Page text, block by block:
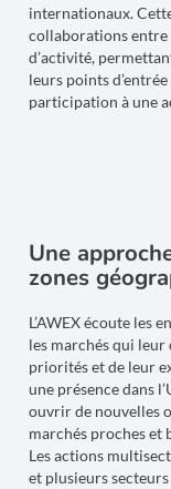
internationaux.
collaborations entre
d’activité,
leurs points
participation à une
Une
zones
L’AWEX écoute les
les marchés qui
priorités et de leur
une présence dans
ouvrir de nouvelles
marchés proches et
Les actions
et plusieurs